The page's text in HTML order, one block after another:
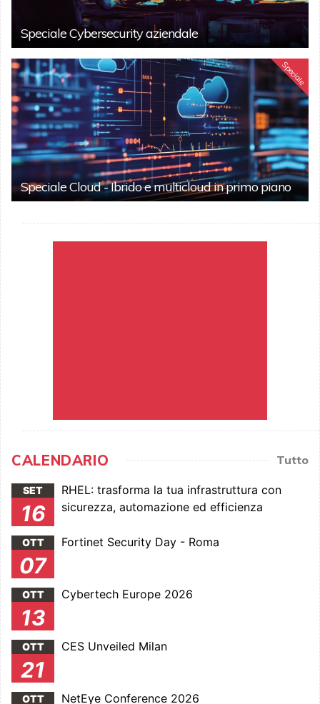
Speciale Cybersecurity aziendale
Speciale
Speciale Cloud - Ibrido e multicloud in primo piano
CALENDARIO Tutto
SET
16
RHEL: trasforma la tua infrastruttura con
sicurezza, automazione ed efficienza
OTT
07
Fortinet Security Day - Roma
OTT
13
Cybertech Europe 2026
OTT
21
CES Unveiled Milan
OTT NetEye Conference 2026